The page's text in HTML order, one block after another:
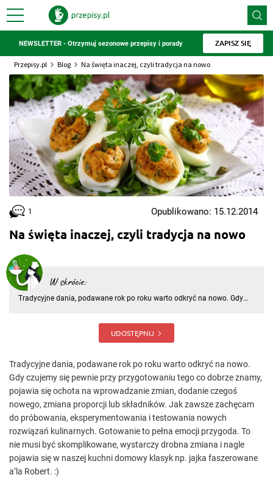
NEWSLETTER - Otrzymuj sezonowe przepisy i porady ZAPISZ SIĘ
Przepisy.pl Blog Na święta inaczej, czyli tradycja na nowo
Na święta inaczej, czyli tradycja na nowo
W skrócie:
Tradycyjne dania, podawane rok po roku warto odkryć na nowo. Gdy
zmiana proporcji lub składników. Jak zawsze zachęcam do próbowani
UDOSTĘPNIJ
1 Opublikowano: 15.12.2014
Tradycyjne dania, podawane rok po roku warto odkryć na nowo.
Gdy czujemy się pewnie przy przygotowaniu tego co dobrze znamy,
pojawia się ochota na wprowadzanie zmian, dodanie czegoś
nowego, zmiana proporcji lub składników. Jak zawsze zachęcam
do próbowania, eksperymentowania i testowania nowych
rozwiązań kulinarnych. Gotowanie to pełna emocji przygoda. To
nie musi być skomplikowane, wystarczy drobna zmiana i nagle
pojawia się w naszej kuchni domowy klasyk np. jajka faszerowane
a’la Robert. :)